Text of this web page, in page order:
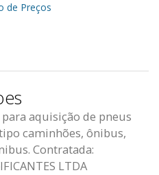
de Preços
aquisição de pneus
caminhões, ônibus,
Contratada:
LTDA